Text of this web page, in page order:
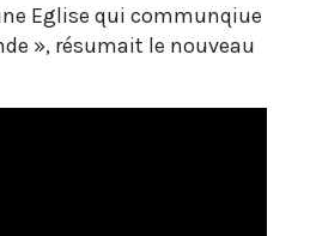
Eglise qui communqiue
», résumait le nouveau